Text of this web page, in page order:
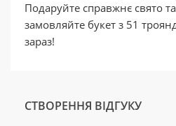
Подаруйте справжнє свято
замовляйте букет з 51
зараз!
СТВОРЕННЯ ВІДГУКУ